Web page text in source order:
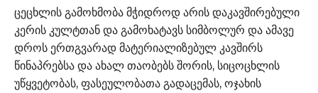
ცეცხლის გამოხმობა მჭიდროდ არის დაკავშირებული
კერის კულტთან და გამოხატავს სიმბოლურ და ამავე
დროს ერთგვარად მატერიალიზებულ კავშირს
წინაპრებსა და ახალ თაობებს შორის, სიცოცხლის
უწყვეტობას, ფასეულობათა გადაცემას, ოჯახის